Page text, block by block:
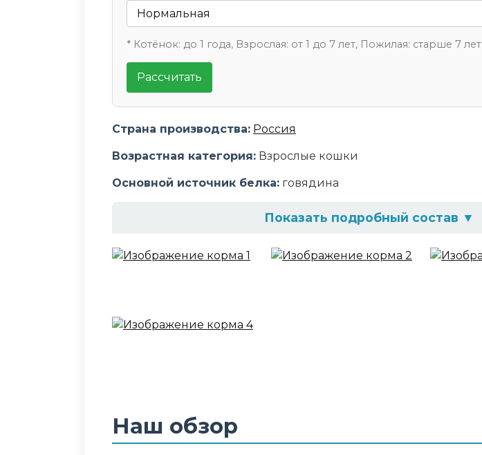
* Котёнок: до 1 года, Взрослая: от 1 до 7 лет, Пожилая: старше 7 лет
Рассчитать
Страна производства: Россия
Возрастная категория: Взрослые кошки
Основной источник белка: говядина
Показать подробный состав ▼
Состав корма
таурин
Дополнительные ингредиенты
Наш обзор